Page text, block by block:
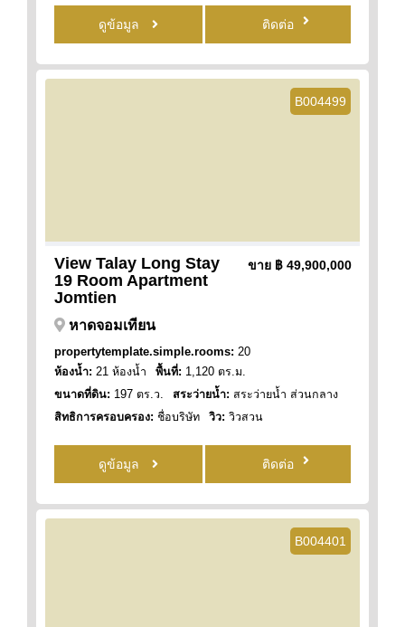
ดูข้อมูล ติดต่อ
B004499
View Talay Long Stay
19 Room Apartment
Jomtien
ขาย ฿ 49,900,000
หาดจอมเทียน
propertytemplate.simple.rooms: 20
ห้องน้ำ: 21 ห้องน้ำ พื้นที่: 1,120 ตร.ม.
ขนาดที่ดิน: 197 ตร.ว. สระว่ายน้ำ: สระว่ายน้ำ ส่วนกลาง
สิทธิการครอบครอง: ชื่อบริษัท วิว: วิวสวน
ดูข้อมูล ติดต่อ
B004401